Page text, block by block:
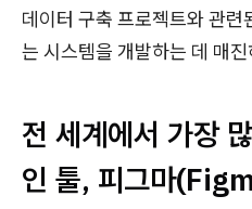
데이터 구축 프로젝트와 관
는 시스템을 개발하는 데 매
전 세계에서 가장
인 툴, 피그마